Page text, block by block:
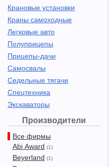
Крановые установки
Краны самоходные
Легковые авто
Полуприцепы
Прицепы-дачи
Самосвалы
Седельные тягачи
Спецтехника
Экскаваторы
Производители
Все фирмы
Abi Award (1)
Beyerland (1)